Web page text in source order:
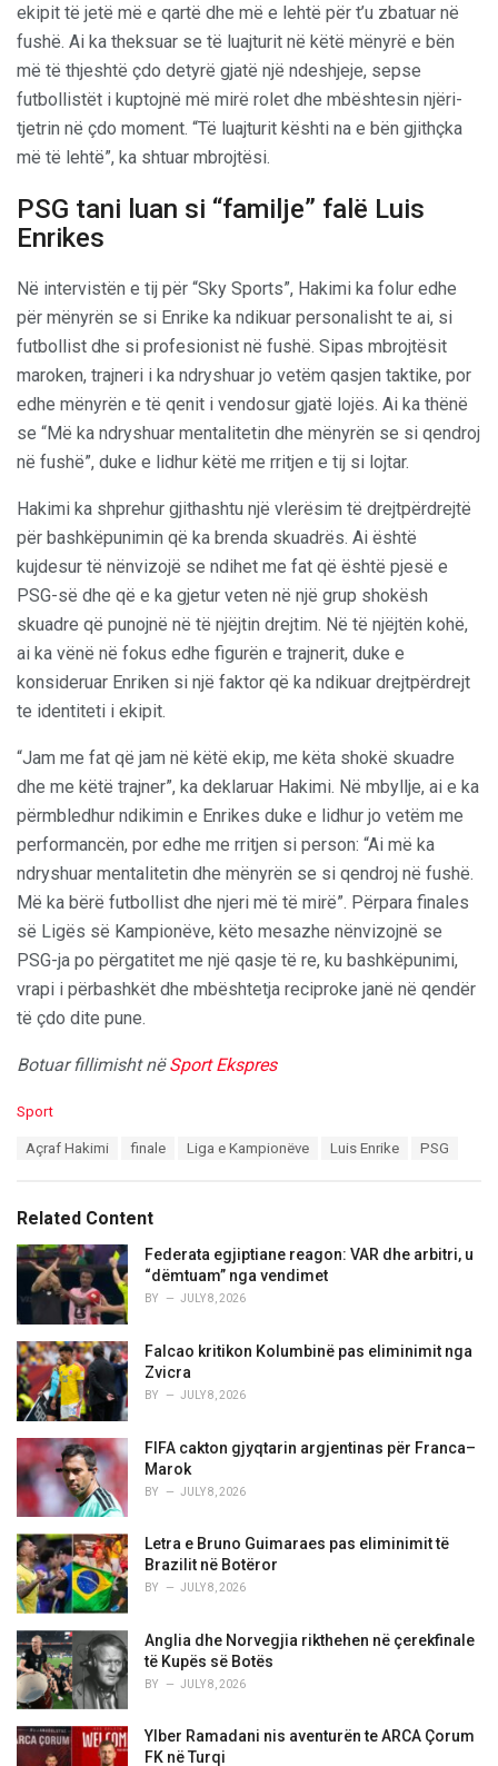
ekipit të jetë më e qartë dhe më e lehtë për t’u zbatuar në
fushë. Ai ka theksuar se të luajturit në këtë mënyrë e bën
më të thjeshtë çdo detyrë gjatë një ndeshjeje, sepse
futbollistët i kuptojnë më mirë rolet dhe mbështesin njëri-
tjetrin në çdo moment. “Të luajturit kështi na e bën gjithçka
më të lehtë”, ka shtuar mbrojtësi.
PSG tani luan si “familje” falë Luis
Enrikes
Në intervistën e tij për “Sky Sports”, Hakimi ka folur edhe
për mënyrën se si Enrike ka ndikuar personalisht te ai, si
futbollist dhe si profesionist në fushë. Sipas mbrojtësit
maroken, trajneri i ka ndryshuar jo vetëm qasjen taktike, por
edhe mënyrën e të qenit i vendosur gjatë lojës. Ai ka thënë
se “Më ka ndryshuar mentalitetin dhe mënyrën se si qendroj
në fushë”, duke e lidhur këtë me rritjen e tij si lojtar.
Hakimi ka shprehur gjithashtu një vlerësim të drejtpërdrejtë
për bashkëpunimin që ka brenda skuadrës. Ai është
kujdesur të nënvizojë se ndihet me fat që është pjesë e
PSG-së dhe që e ka gjetur veten në një grup shokësh
skuadre që punojnë në të njëjtin drejtim. Në të njëjtën kohë,
ai ka vënë në fokus edhe figurën e trajnerit, duke e
konsideruar Enriken si një faktor që ka ndikuar drejtpërdrejt
te identiteti i ekipit.
“Jam me fat që jam në këtë ekip, me këta shokë skuadre
dhe me këtë trajner”, ka deklaruar Hakimi. Në mbyllje, ai e ka
përmbledhur ndikimin e Enrikes duke e lidhur jo vetëm me
performancën, por edhe me rritjen si person: “Ai më ka
ndryshuar mentalitetin dhe mënyrën se si qendroj në fushë.
Më ka bërë futbollist dhe njeri më të mirë”. Përpara finales
së Ligës së Kampionëve, këto mesazhe nënvizojnë se
PSG-ja po përgatitet me një qasje të re, ku bashkëpunimi,
vrapi i përbashkët dhe mbështetja reciproke janë në qendër
të çdo dite pune.
Botuar fillimisht nëSport Ekspres
C
o
r
i
e
Sport
:
Açraf Hakimi finale Liga e Kampionëve Luis Enrike PSG
Related Content
Federata egjiptiane reagon: VAR dhe arbitri, u
“dëmtuam” nga vendimet
BY JULY 8, 2026
Falcao kritikon Kolumbinë pas eliminimit nga
Zvicra
BY JULY 8, 2026
FIFA cakton gjyqtarin argjentinas për Franca–
Marok
BY JULY 8, 2026
Letra e Bruno Guimaraes pas eliminimit të
Brazilit në Botëror
BY JULY 8, 2026
Anglia dhe Norvegjia rikthehen në çerekfinale
të Kupës së Botës
BY JULY 8, 2026
Ylber Ramadani nis aventurën te ARCA Çorum
FK në Turqi